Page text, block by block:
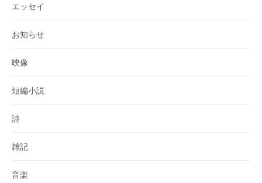
エッセイ
お知らせ
映像
短編小説
詩
雑記
音楽